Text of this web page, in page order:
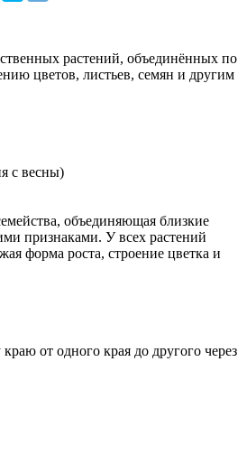
растений, объединённых по
цветов, листьев, семян и другим
с весны)
объединяющая близкие
признаками. У всех растений
форма роста, строение цветка и
от одного края до другого через